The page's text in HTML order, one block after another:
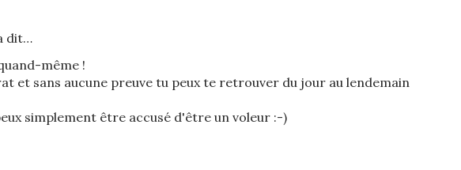
dit…
même !
et sans aucune preuve tu peux te retrouver du jour au lendemain
simplement être accusé d'être un voleur :-)